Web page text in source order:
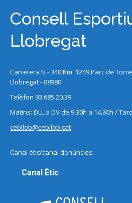
Consell
Llobregat
Carretera N - 340 Km. 1249 Parc de
Llobregat - 08980
Telèfon 93.685.20.39
Matins: DLL a DV de 9.30h a 14.30h /
cebllob@cebllob.cat
Canal ètic/canal denúncies:
Canal Ètic